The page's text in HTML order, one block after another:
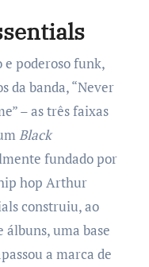
e poderoso funk,
da banda, “Never
– as três faixas
Black
fundado por
hop Arthur
construiu, ao
álbuns, uma base
a marca de